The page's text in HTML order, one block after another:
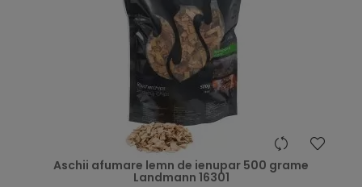
Aschii afumare lemn de ienupar 500 grame
Landmann 16301